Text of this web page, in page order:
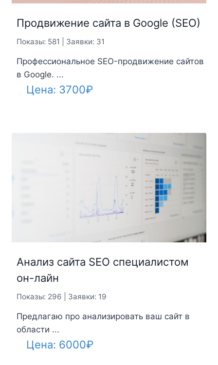
Продвижение сайта в Google (SEO)
Показы: 581 | Заявки: 31
Профессиональное SEO-продвижение сайтов
в Google. ...
Цена: 3700₽
Анализ сайта SEO специалистом
он-лайн
Показы: 296 | Заявки: 19
Предлагаю про анализировать ваш сайт в
области ...
Цена: 6000₽